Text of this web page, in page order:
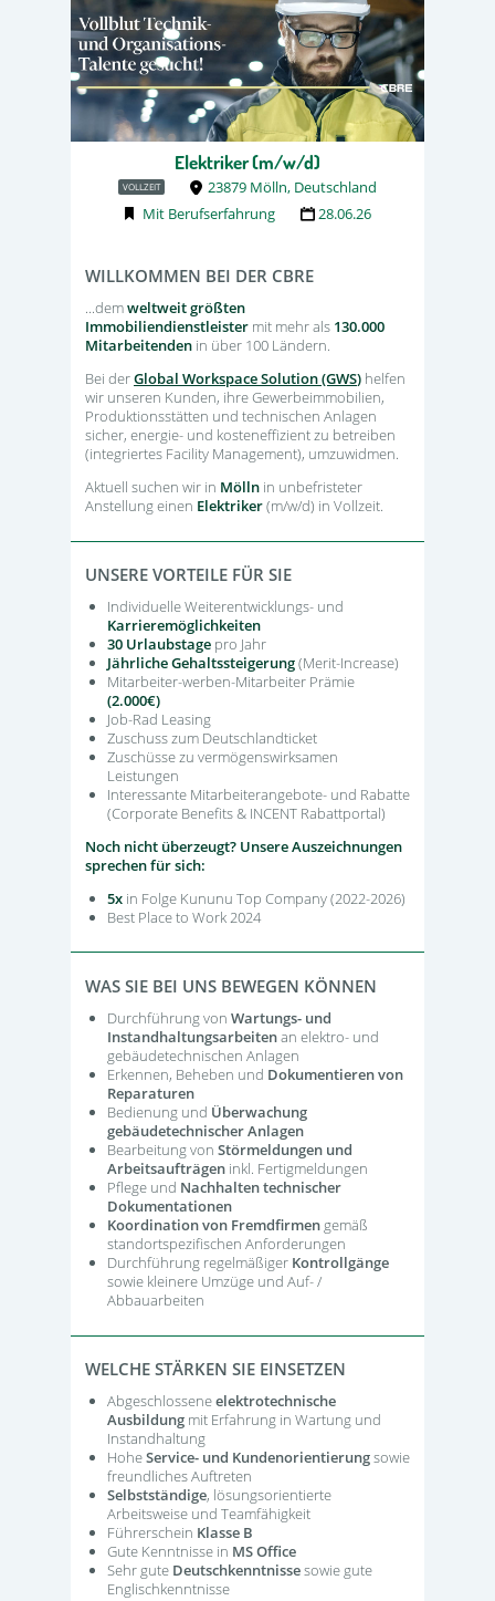
Elektriker (m/w/d)
VOLLZEIT
23879 Mölln, Deutschland
Mit Berufserfahrung
28.06.26
WILLKOMMEN BEI DER CBRE
...demweltweit größten
Immobiliendienstleister mit mehr als 130.000
Mitarbeitenden in über 100 Ländern.
Bei derGlobal Workspace Solution (GWS) helfen
wir unseren Kunden, ihre Gewerbeimmobilien,
Produktionsstätten und technischen Anlagen
sicher, energie- und kosteneffizient zu betreiben
(integriertes Facility Management), umzuwidmen.
Aktuell suchen wir in Mölln in unbefristeter
Anstellung einen Elektriker(m/w/d) in Vollzeit.
UNSERE VORTEILE FÜR SIE
Individuelle Weiterentwicklungs- und
Karrieremöglichkeiten
30 Urlaubstage pro Jahr
Jährliche Gehaltssteigerung(Merit-Increase)
Mitarbeiter-werben-Mitarbeiter Prämie
(2.000€)
Job-Rad Leasing
Zuschuss zum Deutschlandticket
Zuschüsse zu vermögenswirksamen
Leistungen
Interessante Mitarbeiterangebote- und Rabatte
(Corporate Benefits & INCENT Rabattportal)
Noch nicht überzeugt? Unsere Auszeichnungen
sprechen für sich:
5x in Folge Kununu Top Company (2022-2026)
Best Place to Work 2024
WAS SIE BEI UNS BEWEGEN KÖNNEN
Durchführung von Wartungs- und
Instandhaltungsarbeitenan elektro- und
gebäudetechnischen Anlagen
Erkennen, Beheben und Dokumentieren von
Reparaturen
Bedienung und Überwachung
gebäudetechnischer Anlagen
Bearbeitung von Störmeldungen und
Arbeitsaufträgen inkl. Fertigmeldungen
Pflege und Nachhalten technischer
Dokumentationen
Koordination von Fremdfirmen gemäß
standortspezifischen Anforderungen
Durchführung regelmäßiger Kontrollgänge
sowie kleinere Umzüge und Auf- /
Abbauarbeiten
WELCHE STÄRKEN SIE EINSETZEN
Abgeschlosseneelektrotechnische
Ausbildung mit Erfahrung in Wartung und
Instandhaltung
HoheService- und Kundenorientierungsowie
freundliches Auftreten
Selbstständige, lösungsorientierte
Arbeitsweise und Teamfähigkeit
Führerschein Klasse B
Gute Kenntnisse in MS Office
Sehr gute Deutschkenntnissesowie gute
Englischkenntnisse